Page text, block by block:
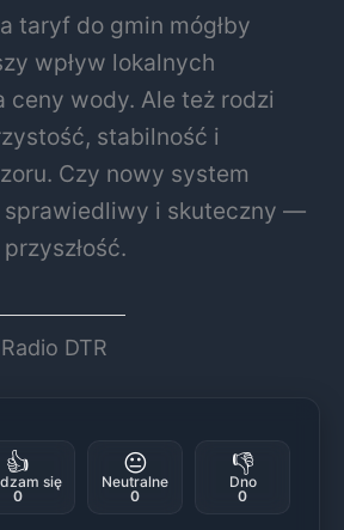
taryf do gmin mógłby
wpływ lokalnych
ceny wody. Ale też rodzi
stabilność i
Czy nowy system
sprawiedliwy i skuteczny —
DTR
👍
się
0
😐
Neutralne
0
👎
Dno
0